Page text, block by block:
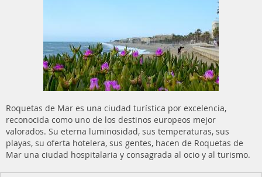
Roquetas de Mar es una ciudad turística por excelencia,
reconocida como uno de los destinos europeos mejor
valorados. Su eterna luminosidad, sus temperaturas, sus
playas, su oferta hotelera, sus gentes, hacen de Roquetas de
Mar una ciudad hospitalaria y consagrada al ocio y al turismo.